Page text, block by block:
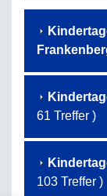
61 Treffer )
103 Treffer )